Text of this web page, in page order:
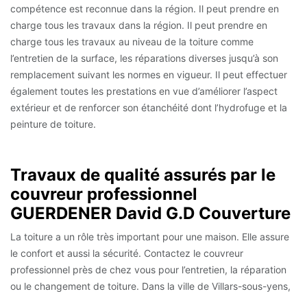
compétence est reconnue dans la région. Il peut prendre en
charge tous les travaux dans la région. Il peut prendre en
charge tous les travaux au niveau de la toiture comme
l’entretien de la surface, les réparations diverses jusqu’à son
remplacement suivant les normes en vigueur. Il peut effectuer
également toutes les prestations en vue d’améliorer l’aspect
extérieur et de renforcer son étanchéité dont l’hydrofuge et la
peinture de toiture.
Travaux de qualité assurés par le
couvreur professionnel
GUERDENER David G.D Couverture
La toiture a un rôle très important pour une maison. Elle assure
le confort et aussi la sécurité. Contactez le couvreur
professionnel près de chez vous pour l’entretien, la réparation
ou le changement de toiture. Dans la ville de Villars-sous-yens,